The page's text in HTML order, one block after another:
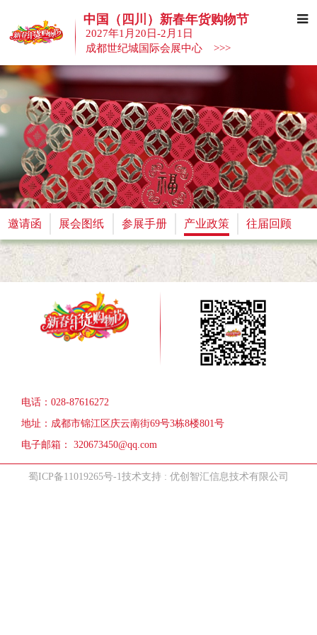
中国（四川）新春年货购物节
2027年1月20日-2月1日
成都世纪城国际会展中心 >>>
邀请函 展会图纸 参展手册 产业政策 往届回顾
电话：028-87616272
地址：成都市锦江区庆云南街69号3栋8楼801号
电子邮箱： 320673450@qq.com
蜀ICP备11019265号-1 技术支持 : 优创智汇信息技术有限公司